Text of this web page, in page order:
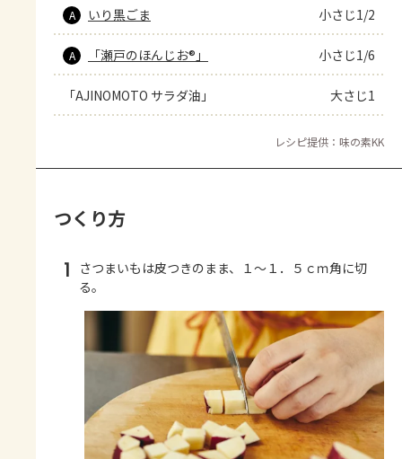
A いり黒ごま 小さじ1/2
A 「瀬戸のほんじお®」 小さじ1/6
「AJINOMOTO サラダ油」 大さじ1
レシピ提供：味の素KK
つくり方
1
さつまいもは皮つきのまま、１～１．５ｃｍ角に切
る。